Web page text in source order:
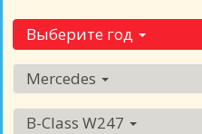
Выберите год
Mercedes
B-Class W247